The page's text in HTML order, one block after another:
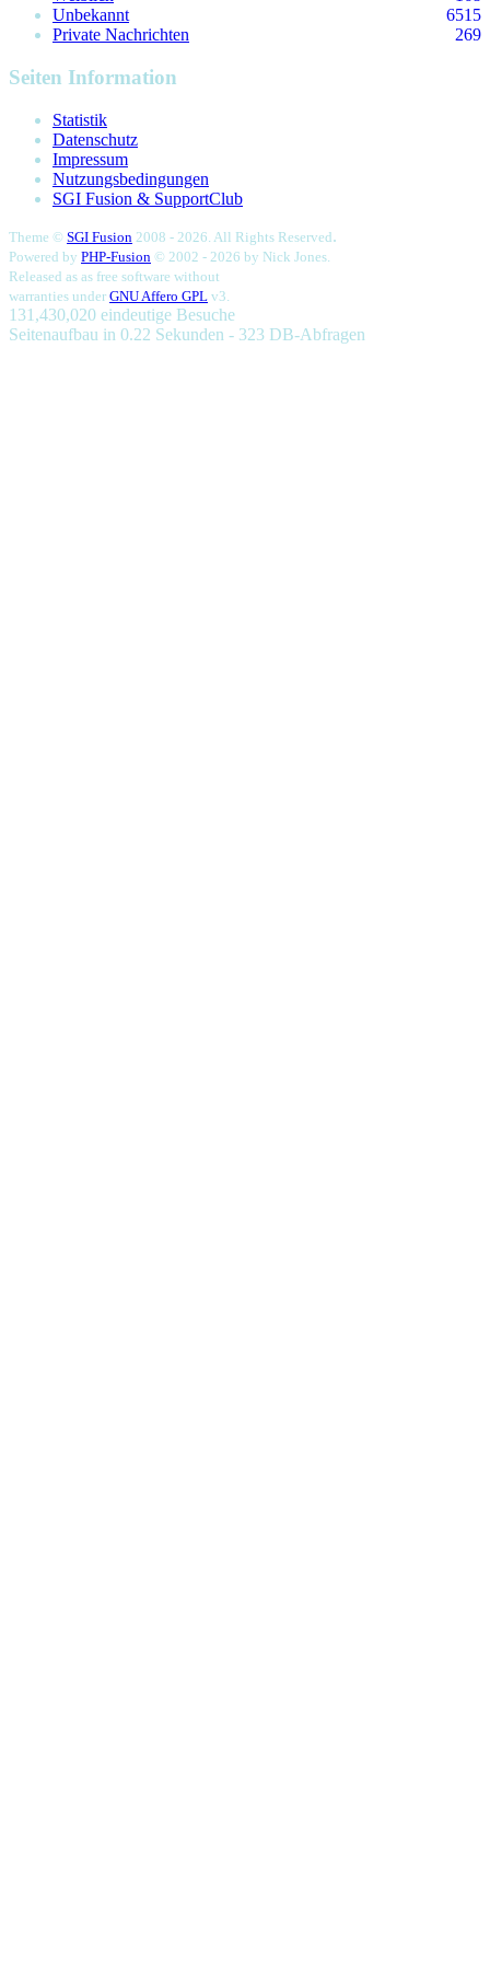
Unbekannt
6515
Private Nachrichten
269
Seiten Information
Statistik
Datenschutz
Impressum
Nutzungsbedingungen
SGI Fusion & SupportClub
Theme © SGI Fusion 2008 - 2026. All Rights Reserved.
Powered by PHP-Fusion © 2002 - 2026 by Nick Jones.
Released as as free software without
warranties under GNU Affero GPL v3.
131,430,020 eindeutige Besuche
Seitenaufbau in 0.22 Sekunden - 323 DB-Abfragen